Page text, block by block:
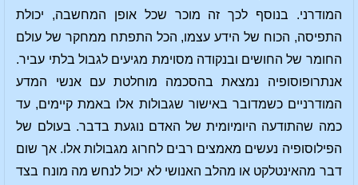
המודרני. בנוסף לכך זה מוכר שכל אופן המחשבה, יכולת
התפיסה, הכוח של הידע עצמו, הכל התפתח ממחקר של עולם
החומר של החושים ובנקודה מסוימת מגיעים לגבול בלתי עביר.
אנתרופוסופיה נמצאת בהסכמה מוחלטת עם אנשי המדע
המודרניים כשמדובר באישור שגבולות אלו באמת קיימים, עד
כמה שהתודעה היומיומית של האדם נוגעת בדבר. בעולם של
הפילוסופיה נעשים מאמצים רבים לחרוג מגבולות אלו. אך שום
דבר מהאינטלקט או מהלב האנושי לא יכול לנחש מה מונח בצד